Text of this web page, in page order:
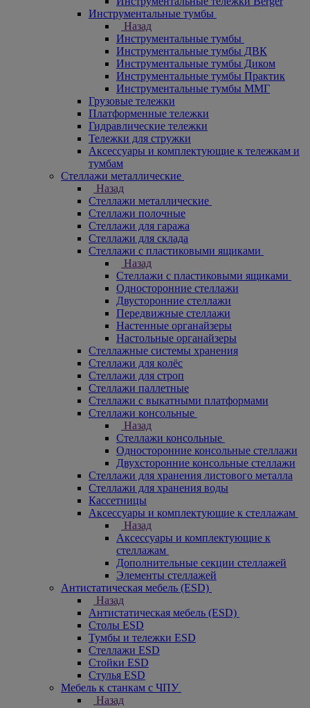
Инструментальные тумбы
Назад
Инструментальные тумбы
Инструментальные тумбы ДВК
Инструментальные тумбы Диком
Инструментальные тумбы Практик
Инструментальные тумбы ММГ
Грузовые тележки
Платформенные тележки
Гидравлические тележки
Тележки для стружки
Аксесcуары и комплектующие к тележкам и
тумбам
Стеллажи металлические
Назад
Стеллажи металлические
Стеллажи полочные
Стеллажи для гаража
Стеллажи для склада
Стеллажи с пластиковыми ящиками
Назад
Стеллажи с пластиковыми ящиками
Односторонние стеллажи
Двусторонние стеллажи
Передвижные стеллажи
Настенные органайзеры
Настольные органайзеры
Стеллажные системы хранения
Стеллажи для колёс
Стеллажи для строп
Стеллажи паллетные
Стеллажи с выкатными платформами
Стеллажи консольные
Назад
Стеллажи консольные
Односторонние консольные стеллажи
Двухсторонние консольные стеллажи
Стеллажи для хранения листового металла
Стеллажи для хранения воды
Кассетницы
Аксесcуары и комплектующие к стеллажам
Назад
Аксесcуары и комплектующие к
стеллажам
Дополнительные секции стеллажей
Элементы стеллажей
Антистатическая мебель (ESD)
Назад
Антистатическая мебель (ESD)
Столы ESD
Тумбы и тележки ESD
Стеллажи ESD
Стойки ESD
Стулья ESD
Мебель к станкам с ЧПУ
Назад